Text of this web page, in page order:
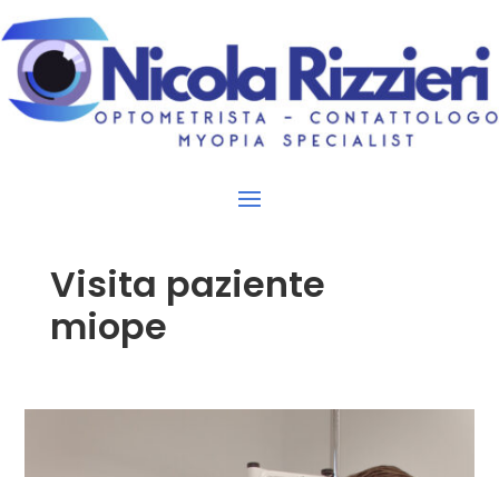
Visita paziente
miope